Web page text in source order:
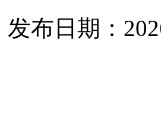
发布日期：